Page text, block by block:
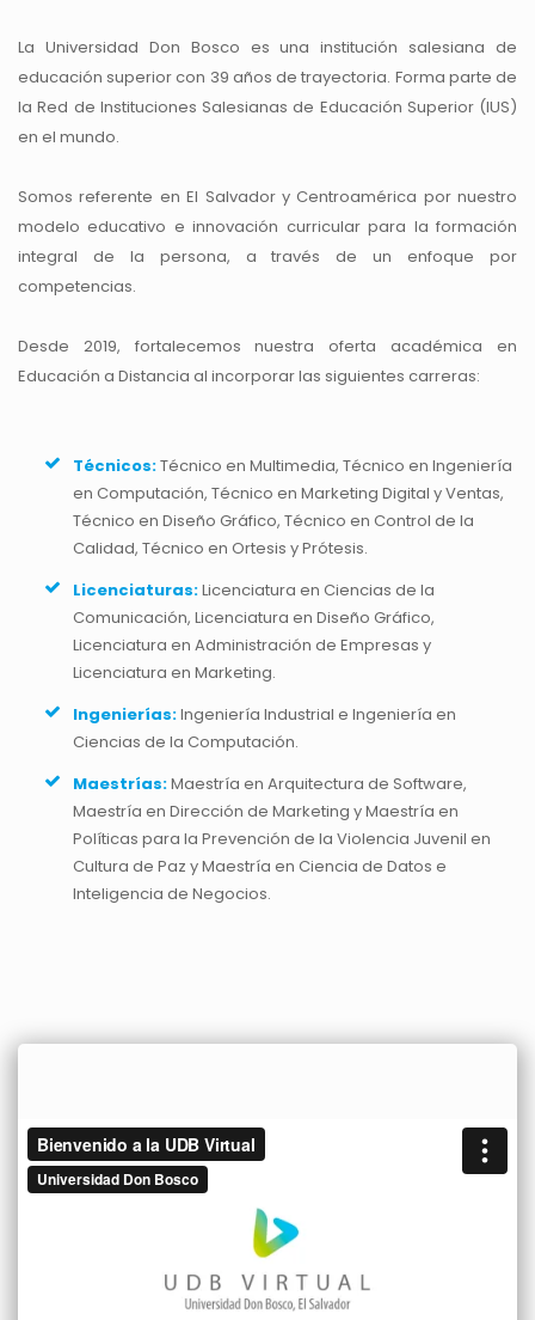
La Universidad Don Bosco es una institución salesiana de
educación superior con 39 años de trayectoria. Forma parte de
la Red de Instituciones Salesianas de Educación Superior (IUS)
en el mundo.
Somos referente en El Salvador y Centroamérica por nuestro
modelo educativo e innovación curricular para la formación
integral de la persona, a través de un enfoque por
competencias.
Desde 2019, fortalecemos nuestra oferta académica en
Educación a Distancia al incorporar las siguientes carreras:
Técnicos:Técnico en Multimedia, Técnico en Ingeniería
en Computación, Técnico en Marketing Digital y Ventas,
Técnico en Diseño Gráfico, Técnico en Control de la
Calidad, Técnico en Ortesis y Prótesis.
Licenciaturas:Licenciatura en Ciencias de la
Comunicación, Licenciatura en Diseño Gráfico,
Licenciatura en Administración de Empresas y
Licenciatura en Marketing.
Ingenierías:Ingeniería Industrial e Ingeniería en
Ciencias de la Computación.
Maestrías:Maestría en Arquitectura de Software,
Maestría en Dirección de Marketing y Maestría en
Políticas para la Prevención de la Violencia Juvenil en
Cultura de Paz y Maestría en Ciencia de Datos e
Inteligencia de Negocios.